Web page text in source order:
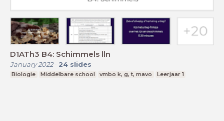
D1ATh3 B4: Schimmels lln
January 2022- 24 slides
Biologie Middelbare school vmbo k, g, t, mavo Leerjaar 1